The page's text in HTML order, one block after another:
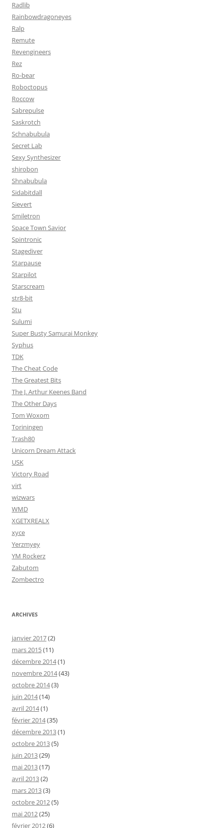
Radlib
Rainbowdragoneyes
Ralp
Remute
Revengineers
Rez
Ro-bear
Roboctopus
Roccow
Sabrepulse
Saskrotch
Schnabubula
Secret Lab
Sexy Synthesizer
shirobon
Shnabubula
Sidabitdall
Sievert
Smiletron
Space Town Savior
Spintronic
Stagediver
Starpause
Starpilot
Starscream
str8-bit
Stu
Sulumi
Super Busty Samurai Monkey
Syphus
TDK
The Cheat Code
The Greatest Bits
The J. Arthur Keenes Band
The Other Days
Tom Woxom
Toriningen
Trash80
Unicorn Dream Attack
USK
Victory Road
virt
wizwars
WMD
XGETXREALX
xyce
Yerzmyey
YM Rockerz
Zabutom
Zombectro
ARCHIVES
janvier 2017(2)
mars 2015(11)
décembre 2014(1)
novembre 2014(43)
octobre 2014(3)
juin 2014(14)
avril 2014(1)
février 2014(35)
décembre 2013(1)
octobre 2013(5)
juin 2013(29)
mai 2013(17)
avril 2013(2)
mars 2013(3)
octobre 2012(5)
mai 2012(25)
février 2012(6)